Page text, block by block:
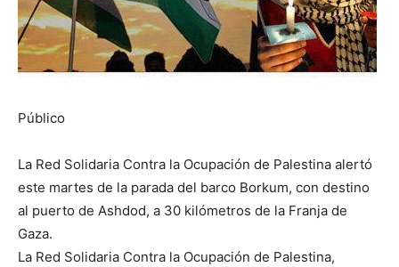
Público
La Red Solidaria Contra la Ocupación de Palestina alertó
este martes de la parada del barco Borkum, con destino
al puerto de Ashdod, a 30 kilómetros de la Franja de
Gaza.
La Red Solidaria Contra la Ocupación de Palestina,